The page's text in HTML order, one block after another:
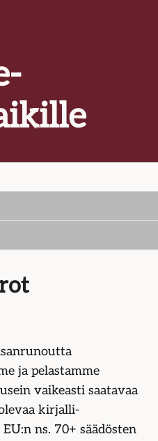
ja pelastamme
vaikeasti saatavaa
kirjalli­
ns. 70+ säädösten